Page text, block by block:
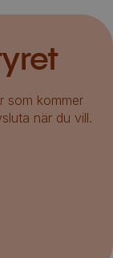
som kommer
när du vill.